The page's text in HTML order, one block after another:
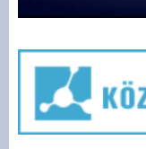
Választási
Felsőrajk